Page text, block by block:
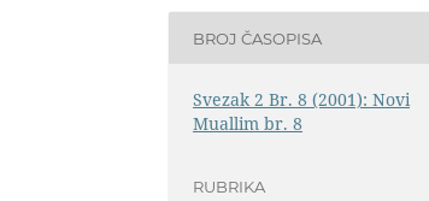
BROJ ČASOPISA
Svezak 2 Br. 8 (2001): Novi
Muallim br. 8
RUBRIKA